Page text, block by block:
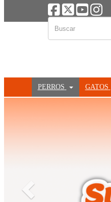
PERROS GATOS